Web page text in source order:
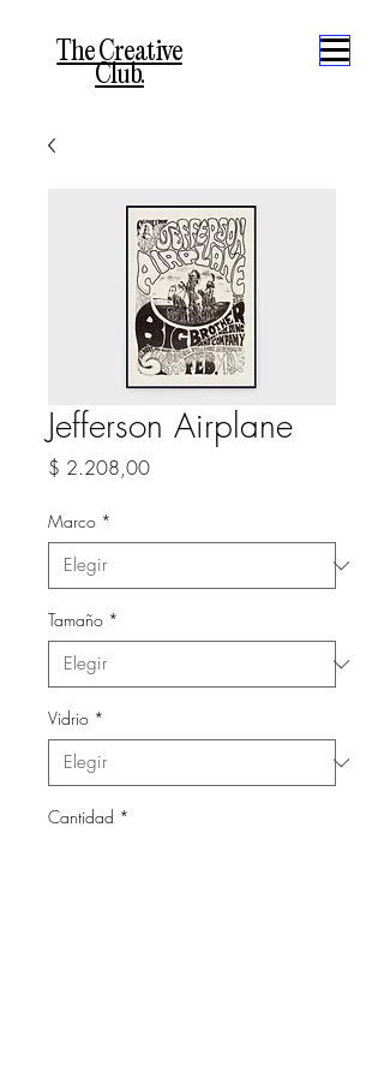
The Creative
Club.
Jefferson Airplane
$ 2.208,00Precio
Marco *
Tamaño *
Vidrio *
Cantidad *